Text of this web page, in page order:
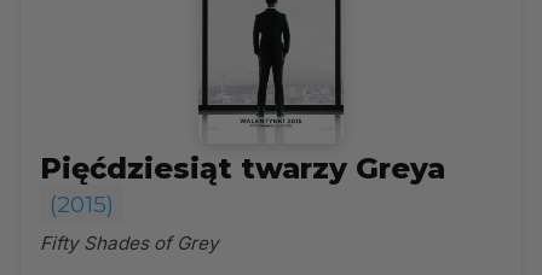
Pięćdziesiąt twarzy Greya
(2015)
Fifty Shades of Grey